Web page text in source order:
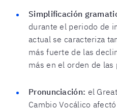
Simplificación
durante el periodo de
actual se caracteriza
más fuerte de las
más en el orden de
Pronunciación: el
Cambio Vocálico